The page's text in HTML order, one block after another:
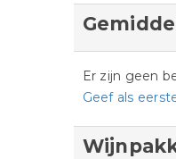
Er zijn geen
Geef als